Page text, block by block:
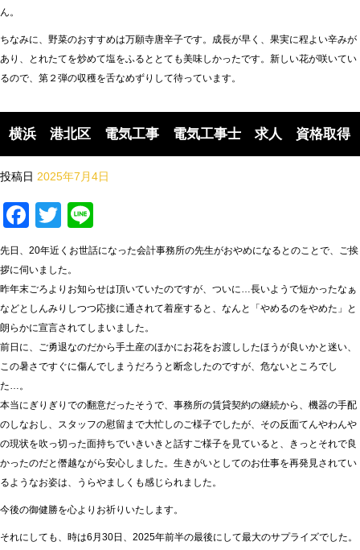
ん。
ちなみに、野菜のおすすめは万願寺唐辛子です。成長が早く、果実に程よい辛みが
あり、とれたてを炒めて塩をふるととても美味しかったです。新しい花が咲いてい
るので、第２弾の収穫を舌なめずりして待っています。
横浜 港北区 電気工事 電気工事士 求人 資格取得
投稿日 2025年7月4日
Facebook
Twitter
先日、20年近くお世話になった会計事務所の先生がおやめになるとのことで、ご挨
拶に伺いました。
昨年末ごろよりお知らせは頂いていたのですが、ついに…長いようで短かったなぁ
などとしんみりしつつ応接に通されて着座すると、なんと「やめるのをやめた」と
朗らかに宣言されてしまいました。
前日に、ご勇退なのだから手土産のほかにお花をお渡ししたほうが良いかと迷い、
この暑さですぐに傷んでしまうだろうと断念したのですが、危ないところでし
た…。
本当にぎりぎりでの翻意だったそうで、事務所の賃貸契約の継続から、機器の手配
のしなおし、スタッフの慰留まで大忙しのご様子でしたが、その反面てんやわんや
の現状を吹っ切った面持ちでいきいきと話すご様子を見ていると、きっとそれで良
かったのだと僭越ながら安心しました。生きがいとしてのお仕事を再発見されてい
るようなお姿は、うらやましくも感じられました。
今後の御健勝を心よりお祈りいたします。
それにしても、時は6月30日、2025年前半の最後にして最大のサプライズでした。